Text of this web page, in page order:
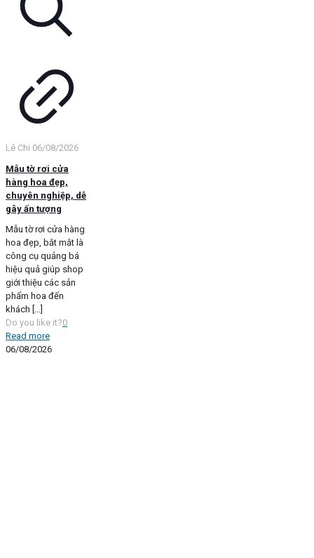
Lê Chi 06/08/2026
Mẫu tờ rơi cửa
hàng hoa đẹp,
chuyên nghiệp, dễ
gây ấn tượng
Mẫu tờ rơi cửa hàng
hoa đẹp, bắt mắt là
công cụ quảng bá
hiệu quả giúp shop
giới thiệu các sản
phẩm hoa đến
khách […]
Do you like it?0
Read more
06/08/2026